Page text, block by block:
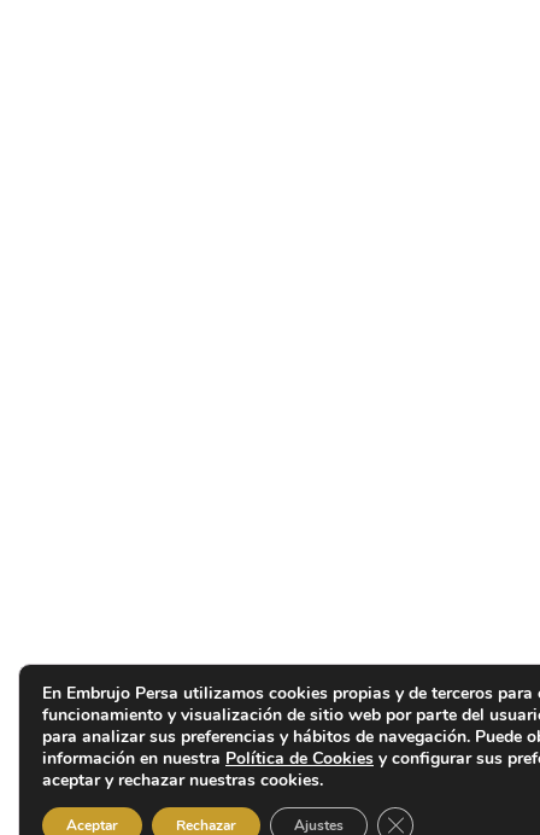
En Embrujo Persa utilizamos cookies propias y de terceros para
funcionamiento y visualización de sitio web por parte del
para analizar sus preferencias y hábitos de navegación. Puede
información en nuestra Política de Cookies y configurar sus
aceptar y rechazar nuestras cookies.
Aceptar Rechazar Ajustes Cerrar el banner